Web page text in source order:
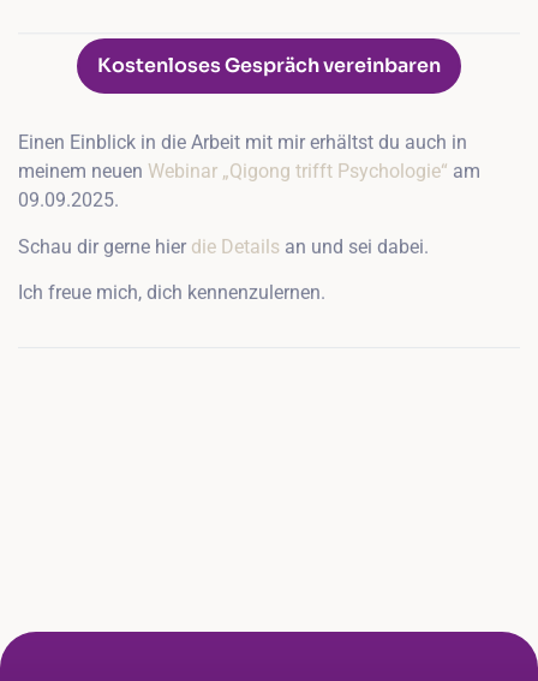
Kostenloses Gespräch vereinbaren
Einen Einblick in die Arbeit mit mir erhältst du auch in
meinem neuen Webinar „Qigong trifft Psychologie“ am
09.09.2025.
Schau dir gerne hier die Details an und sei dabei.
Ich freue mich, dich kennenzulernen.